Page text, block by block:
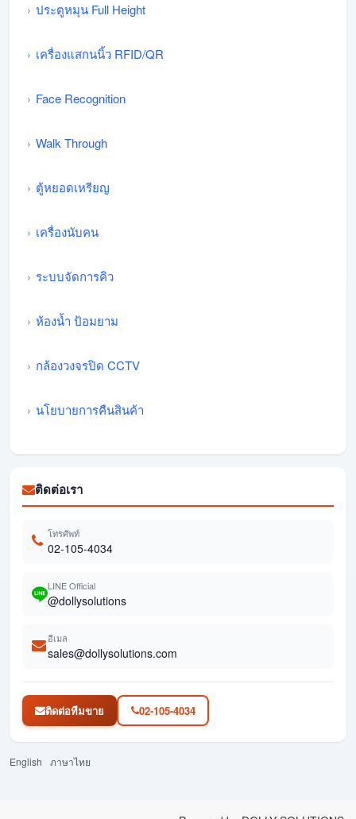
ประตูหมุน Full Height
เครื่องแสกนนิ้ว RFID/QR
Face Recognition
Walk Through
ตู้หยอดเหรียญ
เครื่องนับคน
ระบบจัดการคิว
ห้องน้ำ ป้อมยาม
กล้องวงจรปิด CCTV
นโยบายการคืนสินค้า
ติดต่อเรา
โทรศัพท์
02-105-4034
LINE Official
@dollysolutions
อีเมล
sales@dollysolutions.com
ติดต่อทีมขาย 02-105-4034
English ภาษาไทย